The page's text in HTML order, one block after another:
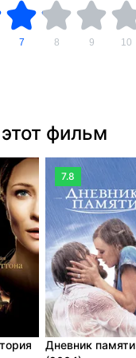
7 8 9 10
фильм
7.8
Дневник памяти